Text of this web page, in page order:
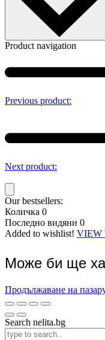
Product navigation
Previous product:
Next product:
Our bestsellers:
Количка 0
Последно видяни 0
Added to wishlist! VIEW
Може би ще
Продължаване на
Search nelita.bg